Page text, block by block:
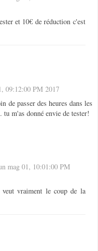
et 10€ de réduction c'est
09:12:00 PM 2017
de passer des heures dans les
tu m'as donné envie de tester!
mag 01, 10:01:00 PM
vraiment le coup de la